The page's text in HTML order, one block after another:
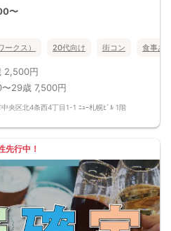
達作りにも最適です。
ります。
、予めご了承ください）
っちゃった・・・
して」から会話を楽しみましょう。
す。
せん。
でお申し込みください。
客様はカジュアルな格好でおこしになら
３名・女性３名以上のお申し込みからに
で比率が崩れた場合や開催判断人数を下
しませんのでご了承ください。
」等はキャンセルなどで当日の参加人
す。
〜
クス） 20代向け 街コン 食事あ
2,500円
〜29歳 7,500円
央区北4条西4丁目1-1 ﾆｭｰ札幌ﾋﾞﾙ 1階
先行中！